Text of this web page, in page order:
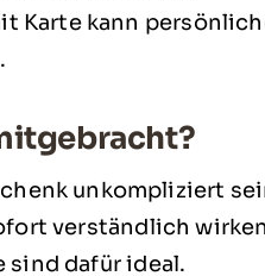
Karte kann
unkompliziert
verständlich
sind dafür ideal.